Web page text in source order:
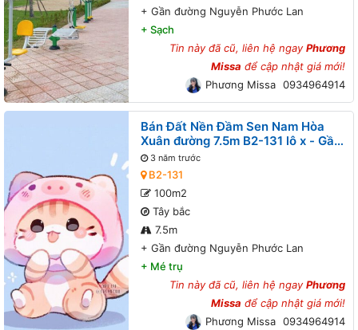
+ Gần đường Nguyễn Phước Lan
+ Sạch
Tin này đã cũ, liên hệ ngayPhương
Missa để cập nhật giá mới!
Phương Missa 0934964914
Bán Đất Nền Đầm Sen Nam Hòa
Xuân đường 7.5m B2-131 lô x - Gần
đường Nguyễn Phước Lan
3 năm trước
B2-131
100m2
Tây bắc
7.5m
+ Gần đường Nguyễn Phước Lan
+ Mé trụ
Tin này đã cũ, liên hệ ngayPhương
Missa để cập nhật giá mới!
Phương Missa 0934964914